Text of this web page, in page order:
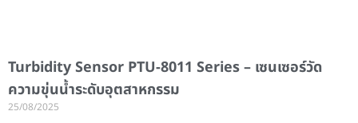
Turbidity Sensor PTU-8011 Series – เซนเซอร์วัด
ความขุ่นน้ำระดับอุตสาหกรรม
25/08/2025